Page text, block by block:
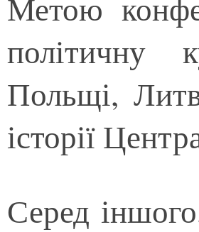
Метою
політичну
Польщі,
історії
Серед